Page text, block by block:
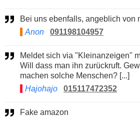
Bei uns ebenfalls, angeblich von
Anon
091198104957
Meldet sich via "Kleinanzeigen" mit perfektem deutsch.
Will dass man ihn zurückruft.
machen solche Menschen? [...]
Hajohajo
015117472352
Fake amazon